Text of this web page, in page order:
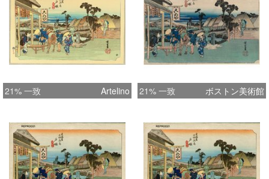
21% 一致 Artelino 21% 一致 ボストン美術館